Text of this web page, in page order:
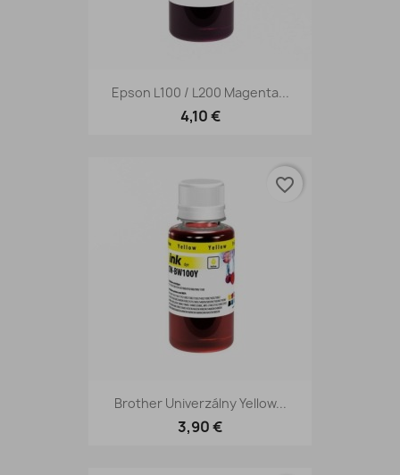
Epson L100 / L200 Magenta...
4,10 €
Brother Univerzálny Yellow...
3,90 €
favorite_border